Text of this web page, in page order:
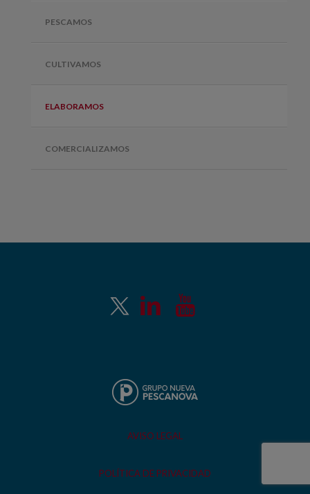
PESCAMOS
CULTIVAMOS
ELABORAMOS
COMERCIALIZAMOS
AVISO LEGAL
POLÍTICA DE PRIVACIDAD